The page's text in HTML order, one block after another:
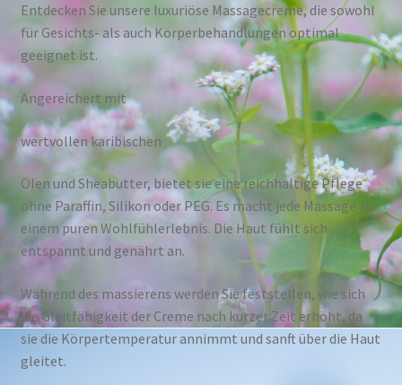
Entdecken Sie unsere luxuriöse Massagecreme, die sowohl
für Gesichts- als auch Körperbehandlungen optimal
geeignet ist.
Angereichert mit
wertvollen karibischen
Ölen und Sheabutter, bietet sie eine reichhaltige Pflege
ohne Paraffin, Silikon oder PEG. Es macht jede Massage zu
einem puren Wohlfühlerlebnis. Die Haut fühlt sich
entspannt und genährt an.
Während des massierens werden Sie feststellen, wie sich
die Gleitfähigkeit der Creme nach kurzer Zeit erhöht, da
sie die Körpertemperatur annimmt und sanft über die Haut
gleitet.